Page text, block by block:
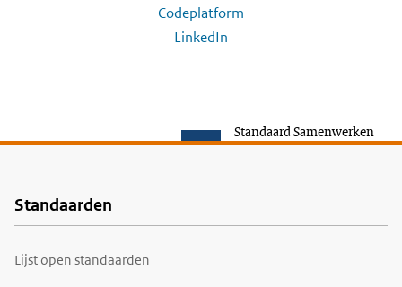
Codeplatform
LinkedIn
Standaard Samenwerken
Voet
Standaarden
Lijst open standaarden